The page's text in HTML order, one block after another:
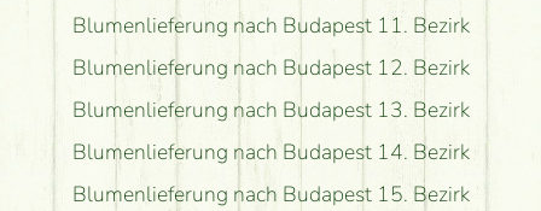
Blumenlieferung nach Budapest 11. Bezirk
Blumenlieferung nach Budapest 12. Bezirk
Blumenlieferung nach Budapest 13. Bezirk
Blumenlieferung nach Budapest 14. Bezirk
Blumenlieferung nach Budapest 15. Bezirk